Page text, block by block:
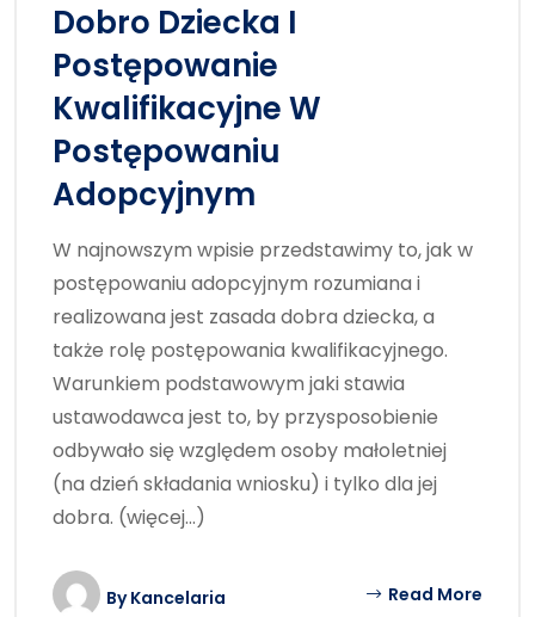
Dobro Dziecka I
Postępowanie
Kwalifikacyjne W
Postępowaniu
Adopcyjnym
W najnowszym wpisie przedstawimy to, jak w
postępowaniu adopcyjnym rozumiana i
realizowana jest zasada dobra dziecka, a
także rolę postępowania kwalifikacyjnego.
Warunkiem podstawowym jaki stawia
ustawodawca jest to, by przysposobienie
odbywało się względem osoby małoletniej
(na dzień składania wniosku) i tylko dla jej
dobra. (więcej…)
ByKancelaria Read More